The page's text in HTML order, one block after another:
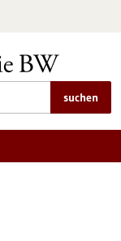
suchen